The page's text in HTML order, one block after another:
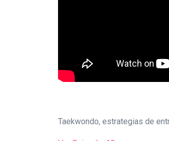
Taekwondo, estrategias de